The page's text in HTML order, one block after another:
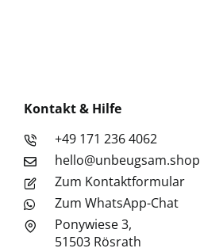
Kontakt & Hilfe
+49 171 236 4062
hello@unbeugsam.shop
Zum Kontaktformular
Zum WhatsApp-Chat
Ponywiese 3,
51503 Rösrath